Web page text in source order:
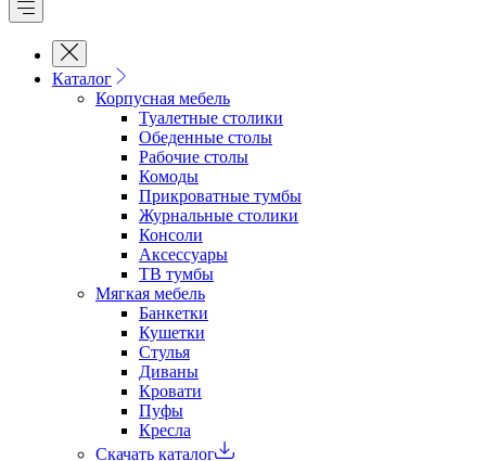
Каталог
Корпусная мебель
Туалетные столики
Обеденные cтолы
Рабочие столы
Комоды
Прикроватные тумбы
Журнальные столики
Консоли
Аксессуары
ТВ тумбы
Мягкая мебель
Банкетки
Кушетки
Стулья
Диваны
Кровати
Пуфы
Кресла
Скачать каталог